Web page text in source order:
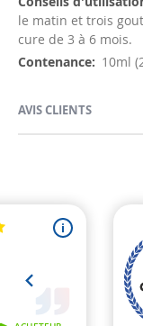
le matin et trois
cure de 3 à 6 mois.
10ml
AVIS CLIENTS